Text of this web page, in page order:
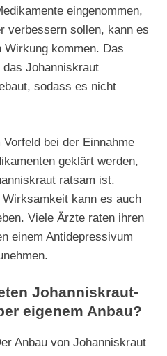
eingenommen,
verbessern sollen, kann es
kommen. Das
Johanniskraut
sodass es nicht
bei der Einnahme
geklärt werden,
ratsam ist.
kann es auch
Viele Ärzte raten ihren
einem Antidepressivum
Johanniskraut-
eigenem Anbau?
Anbau von Johanniskraut